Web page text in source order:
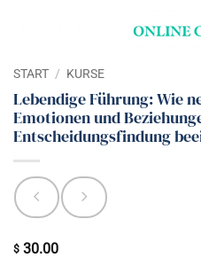
START / KURSE
Lebendige Führung: Wie
Emotionen und
Entscheidungsfindung
$ 30.00